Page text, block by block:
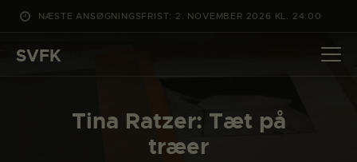
NÆSTE ANSØGNINGSFRIST: 2. NOVEMBER 2026 KL. 24:00
SVFK
Tina Ratzer: Tæt på
træer
DET SKER
PROJEKTER